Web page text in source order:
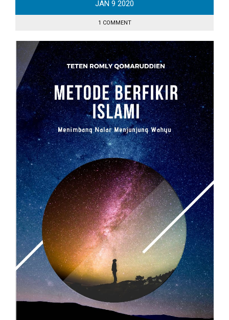
JAN 9 2020
1 COMMENT